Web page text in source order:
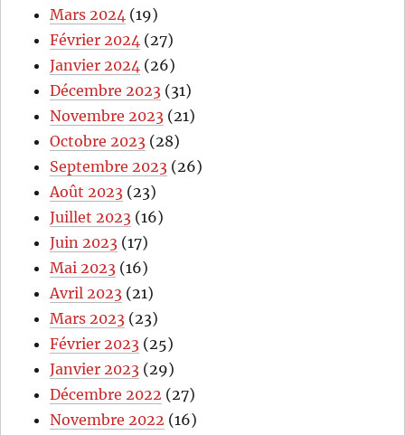
Mars 2024 (19)
Février 2024 (27)
Janvier 2024 (26)
Décembre 2023 (31)
Novembre 2023 (21)
Octobre 2023 (28)
Septembre 2023 (26)
Août 2023 (23)
Juillet 2023 (16)
Juin 2023 (17)
Mai 2023 (16)
Avril 2023 (21)
Mars 2023 (23)
Février 2023 (25)
Janvier 2023 (29)
Décembre 2022 (27)
Novembre 2022 (16)